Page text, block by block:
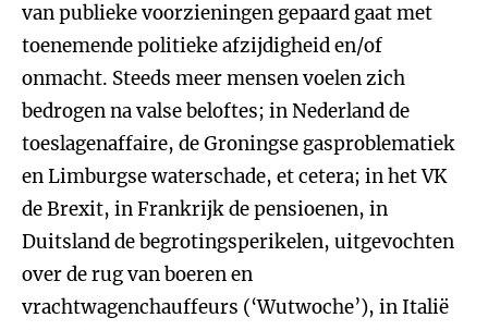
van publieke voorzieningen gepaard gaat met
toenemende politieke afzijdigheid en/of
onmacht. Steeds meer mensen voelen zich
bedrogen na valse beloftes; in Nederland de
toeslagenaffaire, de Groningse gasproblematiek
en Limburgse waterschade, et cetera; in het VK
de Brexit, in Frankrijk de pensioenen, in
Duitsland de begrotingsperikelen, uitgevochten
over de rug van boeren en
vrachtwagenchauffeurs (‘Wutwoche’), in Italië